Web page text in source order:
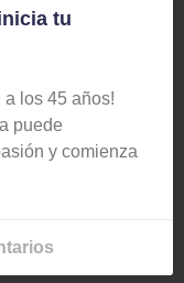
tu
a los 45 años!
puede
y comienza